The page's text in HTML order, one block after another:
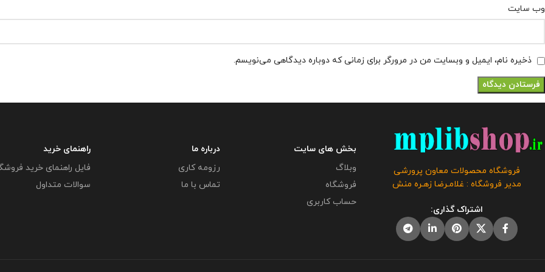
وب‌ سایت
ذخیره نام، ایمیل و وبسایت من در مرورگر برای زمانی که دوباره دیدگاهی می‌نویسم.
فروشگاه محصولات معاون پرورشی
مدیر فروشگاه : غلامـرضا زهـره منش
اشتراک گذاری:
بخش های سایت
وبلاگ
فروشگاه
حساب کاربری
درباره ما
رزومه کاری
تماس با ما
راهنمای خرید
فایل راهنمای خرید
سوالات متداول